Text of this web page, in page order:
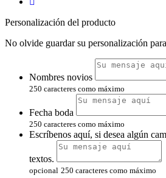
Personalización del producto
No olvide guardar su personalización
Nombres novios
250 caracteres como máximo
Fecha boda
250 caracteres como máximo
Escríbenos aquí, si desea algún
textos.
opcional 250 caracteres como máximo